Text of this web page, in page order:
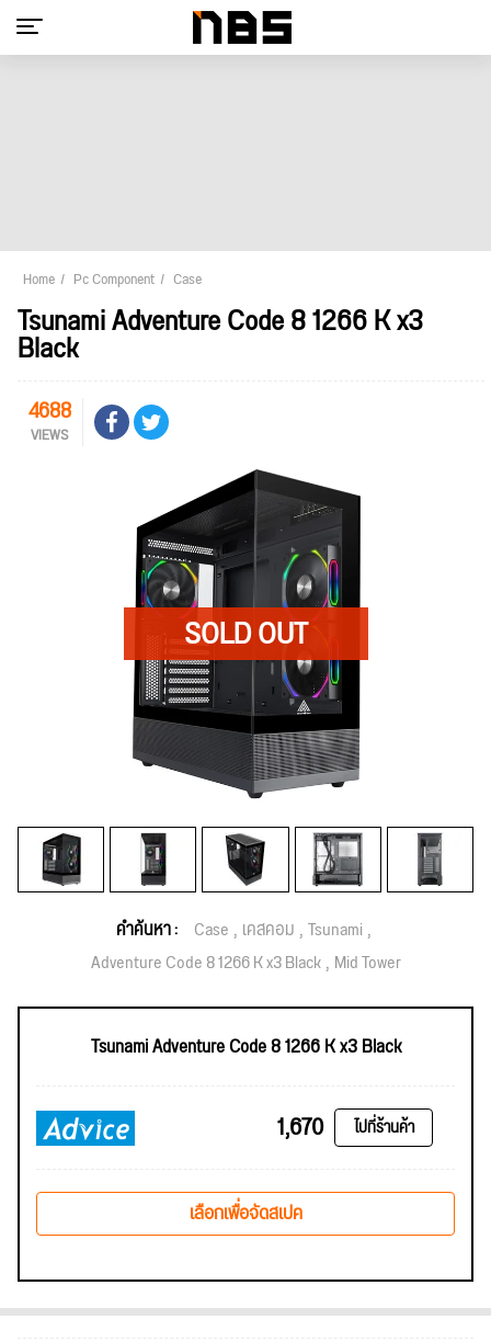
Home Pc Component Case
Tsunami Adventure Code 8 1266 K x3
Black
4688
VIEWS
คำค้นหา : Case เคสคอม Tsunami
Adventure Code 8 1266 K x3 Black Mid Tower
Tsunami Adventure Code 8 1266 K x3 Black
1,670 ไปที่ร้านค้า
เลือกเพื่อจัดสเปค